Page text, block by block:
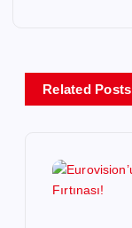
g
e
Related Posts